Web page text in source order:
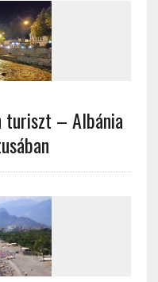
turiszt – Albánia